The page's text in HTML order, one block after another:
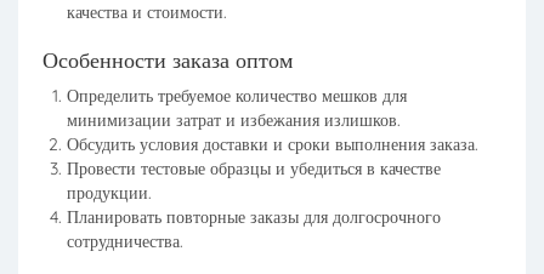
качества и стоимости.
Особенности заказа оптом
Определить требуемое количество мешков для
минимизации затрат и избежания излишков.
Обсудить условия доставки и сроки выполнения заказа.
Провести тестовые образцы и убедиться в качестве
продукции.
Планировать повторные заказы для долгосрочного
сотрудничества.